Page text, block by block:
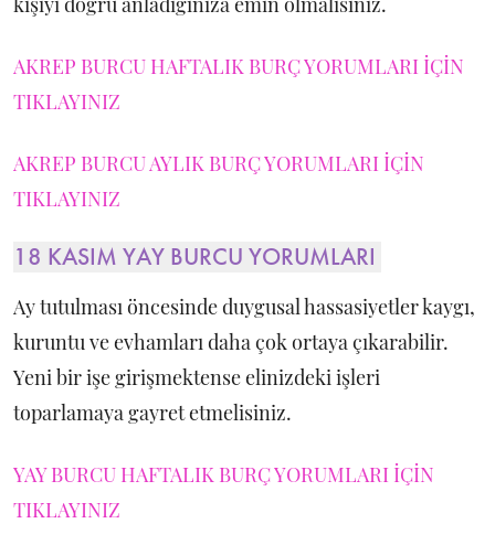
AKREP BURCU HAFTALIK BURÇ YORUMLARI İÇİN
TIKLAYINIZ
AKREP BURCU AYLIK BURÇ YORUMLARI İÇİN
TIKLAYINIZ
18 KASIM YAY BURCU YORUMLARI
Ay tutulması öncesinde duygusal hassasiyetler kaygı,
kuruntu ve evhamları daha çok ortaya çıkarabilir.
Yeni bir işe girişmektense elinizdeki işleri
toparlamaya gayret etmelisiniz.
YAY BURCU HAFTALIK BURÇ YORUMLARI İÇİN
TIKLAYINIZ